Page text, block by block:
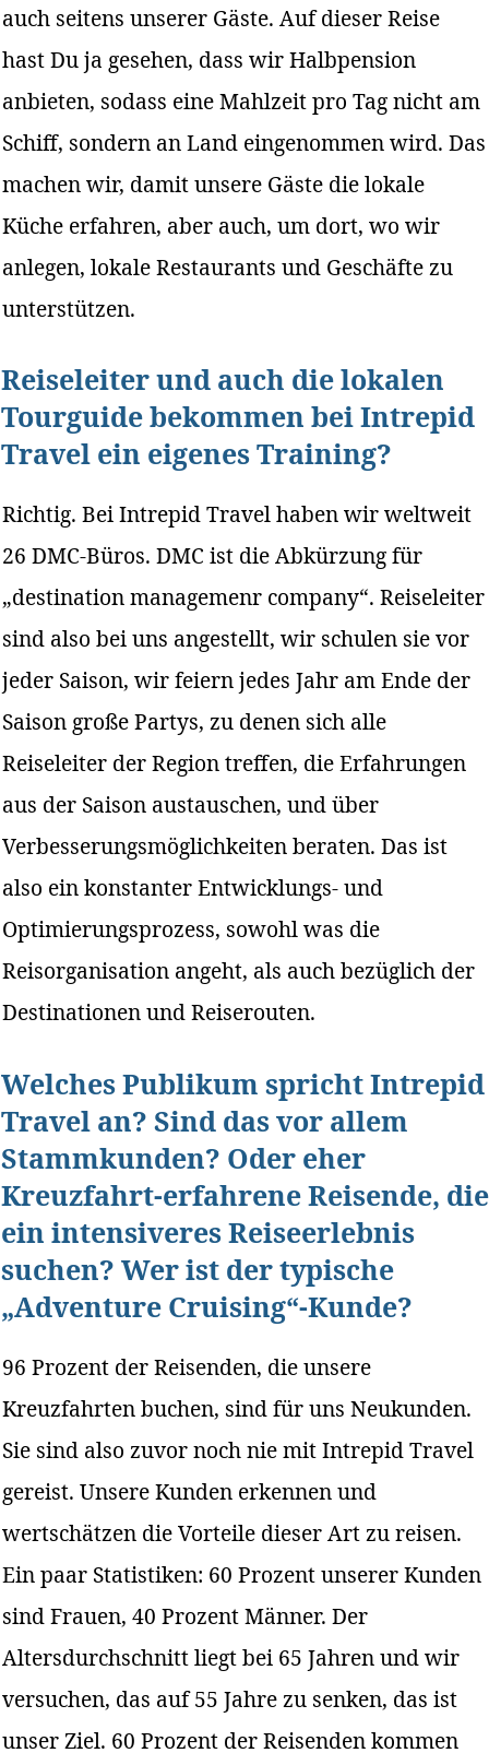
auch seitens unserer Gäste. Auf dieser Reise
hast Du ja gesehen, dass wir Halbpension
anbieten, sodass eine Mahlzeit pro Tag nicht am
Schiff, sondern an Land eingenommen wird. Das
machen wir, damit unsere Gäste die lokale
Küche erfahren, aber auch, um dort, wo wir
anlegen, lokale Restaurants und Geschäfte zu
unterstützen.
Reiseleiter und auch die lokalen
Tourguide bekommen bei Intrepid
Travel ein eigenes Training?
Richtig. Bei Intrepid Travel haben wir weltweit
26 DMC-Büros. DMC ist die Abkürzung für
„destination managemenr company“. Reiseleiter
sind also bei uns angestellt, wir schulen sie vor
jeder Saison, wir feiern jedes Jahr am Ende der
Saison große Partys, zu denen sich alle
Reiseleiter der Region treffen, die Erfahrungen
aus der Saison austauschen, und über
Verbesserungsmöglichkeiten beraten. Das ist
also ein konstanter Entwicklungs- und
Optimierungsprozess, sowohl was die
Reisorganisation angeht, als auch bezüglich der
Destinationen und Reiserouten.
Welches Publikum spricht Intrepid
Travel an? Sind das vor allem
Stammkunden? Oder eher
Kreuzfahrt-erfahrene Reisende, die
ein intensiveres Reiseerlebnis
suchen? Wer ist der typische
„Adventure Cruising“-Kunde?
96 Prozent der Reisenden, die unsere
Kreuzfahrten buchen, sind für uns Neukunden.
Sie sind also zuvor noch nie mit Intrepid Travel
gereist. Unsere Kunden erkennen und
wertschätzen die Vorteile dieser Art zu reisen.
Ein paar Statistiken: 60 Prozent unserer Kunden
sind Frauen, 40 Prozent Männer. Der
Altersdurchschnitt liegt bei 65 Jahren und wir
versuchen, das auf 55 Jahre zu senken, das ist
unser Ziel. 60 Prozent der Reisenden kommen